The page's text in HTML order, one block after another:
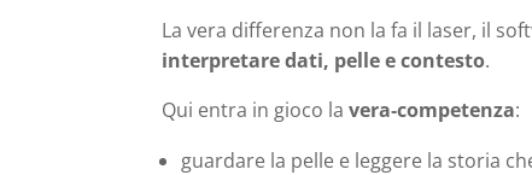
La vera differenza non la fa il laser, il
interpretare dati, pelle e contesto.
Qui entra in gioco lavera‑competenza:
guardare la pelle e leggere la storia